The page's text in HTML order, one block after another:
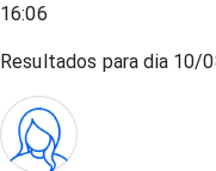
16:06
Resultados para dia 10/